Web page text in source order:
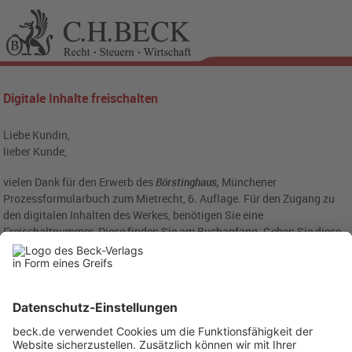
Digitale Inhalte freischalten
Liebe Kundin,
lieber Kunde,
vielen Dank für den Erwerb desBörstinghaus, Münchener
Prozessformularbuch zum Mietrecht, 6. Auflage. Für den Zugang zu
den digitalen Inhalten des Werkes, benötigen Sie eine
Freischaltnummer. Diese finden Sie am Buchanfang. Geben Sie diese
Nummer bitte in das folgende Eingabefeld ein: